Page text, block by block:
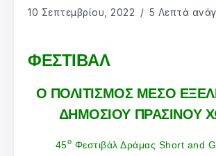
10 Σεπτεμβρίου, 2022 5 Λεπτά
ΦΕΣΤΙΒΑΛ
Ο ΠΟΛΙΤΙΣΜΟΣ ΜΕΣΟ
ΔΗΜΟΣΙΟΥ ΠΡΑΣΙΝΟΥ
45ο Φεστιβάλ Δράμας Short and